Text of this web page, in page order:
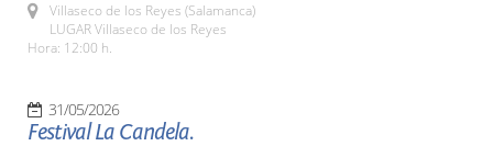
Villaseco de los Reyes (Salamanca)
LUGAR Villaseco de los Reyes
Hora: 12:00 h.
31/05/2026
Festival La Candela.